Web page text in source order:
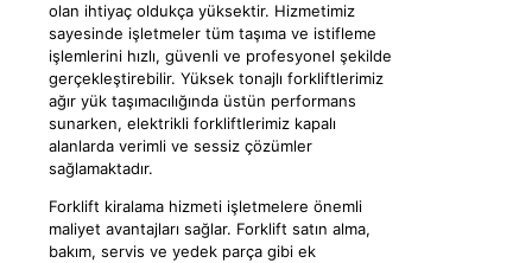
olan ihtiyaç oldukça yüksektir. Hizmetimiz
sayesinde işletmeler tüm taşıma ve istifleme
işlemlerini hızlı, güvenli ve profesyonel şekilde
gerçekleştirebilir. Yüksek tonajlı forkliftlerimiz
ağır yük taşımacılığında üstün performans
sunarken, elektrikli forkliftlerimiz kapalı
alanlarda verimli ve sessiz çözümler
sağlamaktadır.
Forklift kiralama hizmeti işletmelere önemli
maliyet avantajları sağlar. Forklift satın alma,
bakım, servis ve yedek parça gibi ek